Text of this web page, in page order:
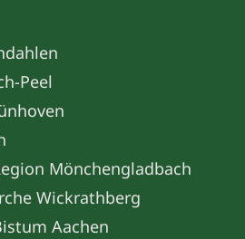
Peel
Mönchengladbach
Wickrathberg
Aachen